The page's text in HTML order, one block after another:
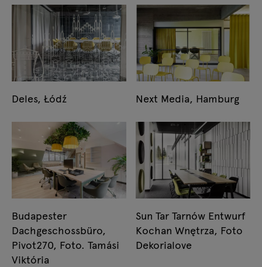
Deles, Łódź Next Media, Hamburg
Budapester
Dachgeschossbüro,
Pivot270, Foto. Tamási
Viktória
Sun Tar Tarnów Entwurf
Kochan Wnętrza, Foto
Dekorialove